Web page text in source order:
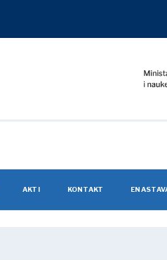
AKTI KONTAKT